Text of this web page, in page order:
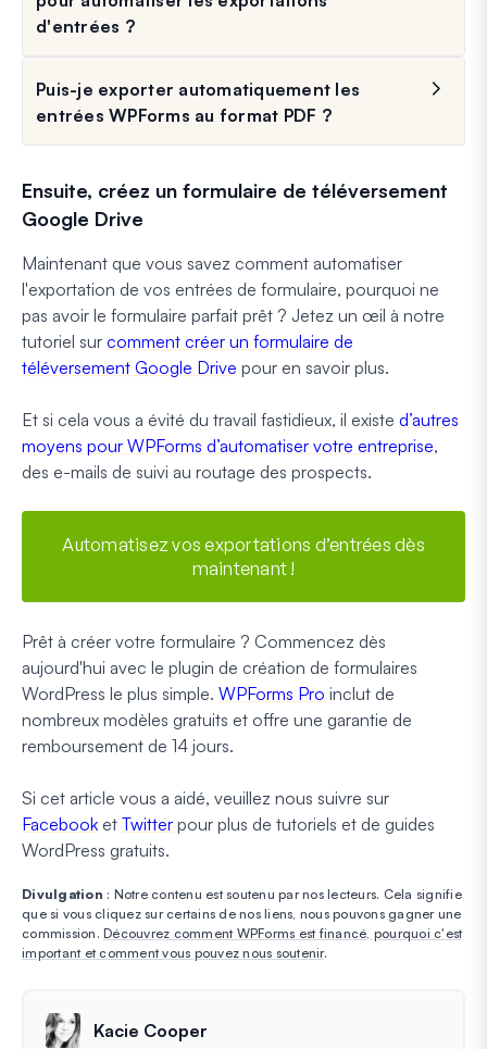
d'entrées ?
Puis-je exporter automatiquement les
entrées WPForms au format PDF ?
Ensuite, créez un formulaire de téléversement
Google Drive
Maintenant que vous savez comment automatiser
l'exportation de vos entrées de formulaire, pourquoi ne
pas avoir le formulaire parfait prêt ? Jetez un œil à notre
tutoriel sur comment créer un formulaire de
téléversement Google Drive pour en savoir plus.
Et si cela vous a évité du travail fastidieux, il existe d’autres
moyens pour WPForms d’automatiser votre entreprise,
des e-mails de suivi au routage des prospects.
Automatisez vos exportations d’entrées dès
maintenant !
Prêt à créer votre formulaire ? Commencez dès
aujourd'hui avec le plugin de création de formulaires
WordPress le plus simple. WPForms Pro inclut de
nombreux modèles gratuits et offre une garantie de
remboursement de 14 jours.
Si cet article vous a aidé, veuillez nous suivre sur
Facebook et Twitter pour plus de tutoriels et de guides
WordPress gratuits.
Divulgation : Notre contenu est soutenu par nos lecteurs. Cela signifie
que si vous cliquez sur certains de nos liens, nous pouvons gagner une
commission. Découvrez comment WPForms est financé, pourquoi c'est
important et comment vous pouvez nous soutenir.
Kacie Cooper